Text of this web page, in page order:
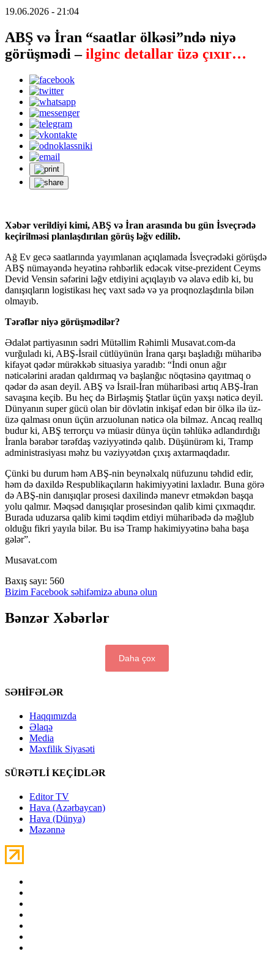
19.06.2026 - 21:04
ABŞ və İran “saatlar ölkəsi”ndə niyə
görüşmədi –ilginc detallar üzə çıxır…
Xəbər verildiyi kimi, ABŞ və İran arasında bu gün İsveçrədə
keçirilməsi planlaşdırılan görüş ləğv edilib.
Ağ Ev gecə saatlarında yayımlanan açıqlamada İsveçrədəki görüşdə
ABŞ nümayəndə heyətinə rəhbərlik edəcək vitse-prezident Ceyms
Devid Vensin səfərini ləğv etdiyini açıqlayıb və əlavə edib ki, bu
danışıqların logistikası heç vaxt sadə və ya proqnozlaşdırıla bilən
olmayıb.
Tərəflər niyə görüşmədilər?
Ədalət partiyasının sədri Mütəllim Rəhimli Musavat.com-da
vurğuladı ki, ABŞ-İsrail cütlüyünün İrana qarşı başladığı müharibə
kifayət qədər mürəkkəb situasiya yaradıb: “İndi onun ağır
nəticələrini aradan qaldırmaq və başlanğıc nöqtəsinə qayıtmaq o
qədər də asan deyil. ABŞ və İsrail-İran müharibəsi artıq ABŞ-İran
savaşına keçib. Bu heç də Birləşmiş Ştatlar üçün yaxşı nəticə deyil.
Dünyanın super gücü olan bir dövlətin inkişaf edən bir ölkə ilə üz-
üzə qalması onun üçün arzuolunan nəticə ola bilməz. Ancaq reallıq
budur ki, ABŞ terrorçu və müasir dünya üçün təhlükə adlandırdığı
İranla bərabər tərəfdaş vəziyyətində qalıb. Düşünürəm ki, Tramp
administrasiyası məhz bu vəziyyətdən çıxış axtarmaqdadır.
Çünki bu durum həm ABŞ-nin beynəlxalq nüfuzunu təhdid edir,
həm də daxildə Respublikaçıların hakimiyyətini laxladır. Buna görə
də ABŞ-nin danışıqlar prosesi daxilində manevr etməkdən başqa
yolu qalmır. Məqsəd danışıqlar prosesindən qalib kimi çıxmaqdır.
Burada uduzarsa qalib kimi təqdim etdiyi müharibədə də məğlub
olduğu fikri yayıla bilər. Bu isə Tramp hakimiyyətinə baha başa
gələr”.
Musavat.com
Baxış sayı: 560
Bizim Facebook səhifəmizə abunə olun
Bənzər Xəbərlər
Daha çox
SƏHİFƏLƏR
Haqqımızda
Əlaqə
Media
Məxfilik Siyasəti
SÜRƏTLİ KEÇİDLƏR
Editor TV
Hava (Azərbaycan)
Hava (Dünya)
Məzənnə